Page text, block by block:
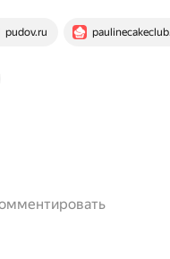
pudov.ru